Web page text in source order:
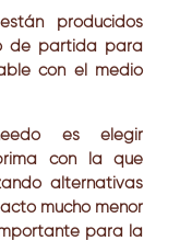
producidos
de partida para
con el medio
es elegir
con la que
alternativas
mucho menor
para la